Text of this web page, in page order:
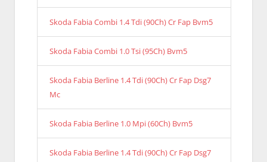
Skoda Fabia Combi 1.4 Tdi (90Ch) Cr Fap Bvm5
Skoda Fabia Combi 1.0 Tsi (95Ch) Bvm5
Skoda Fabia Berline 1.4 Tdi (90Ch) Cr Fap Dsg7
Mc
Skoda Fabia Berline 1.0 Mpi (60Ch) Bvm5
Skoda Fabia Berline 1.4 Tdi (90Ch) Cr Fap Dsg7